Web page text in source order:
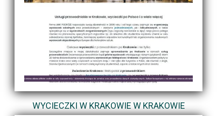
WYCIECZKI W KRAKOWIE W KRAKOWIE